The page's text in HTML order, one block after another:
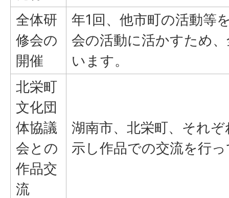
全体研
修会の
開催
年1回、他市町の活動等
会の活動に活かすため
います。
北栄町
文化団
体協議
会との
作品交
流
湖南市、北栄町、それ
示し作品での交流を行